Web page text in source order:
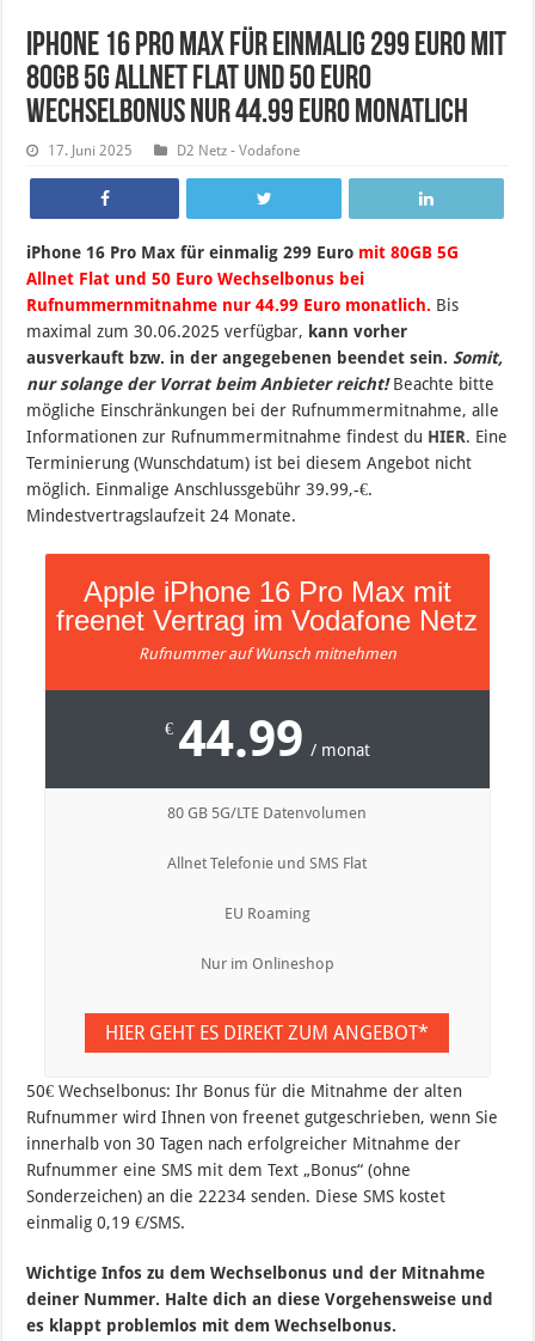
iPhone 16 Pro Max für einmalig 299 Euro mit
80GB 5G Allnet Flat und 50 Euro
Wechselbonus nur 44.99 Euro monatlich
17. Juni 2025 D2 Netz - Vodafone
iPhone 16 Pro Max für einmalig 299 Euro mit 80GB 5G
Allnet Flat und 50 Euro Wechselbonus bei
Rufnummernmitnahme nur 44.99 Euro monatlich. Bis
maximal zum 30.06.2025 verfügbar, kann vorher
ausverkauft bzw. in der angegebenen beendet sein. Somit,
nur solange der Vorrat beim Anbieter reicht!Beachte bitte
mögliche Einschränkungen bei der Rufnummermitnahme, alle
Informationen zur Rufnummermitnahme findest du HIER. Eine
Terminierung (Wunschdatum) ist bei diesem Angebot nicht
möglich. Einmalige Anschlussgebühr 39.99,-€.
Mindestvertragslaufzeit 24 Monate.
Apple iPhone 16 Pro Max mit
freenet Vertrag im Vodafone Netz
Rufnummer auf Wunsch mitnehmen
€ 44.99 / monat
80 GB 5G/LTE Datenvolumen
Allnet Telefonie und SMS Flat
EU Roaming
Nur im Onlineshop
HIER GEHT ES DIREKT ZUM ANGEBOT*
50€ Wechselbonus: Ihr Bonus für die Mitnahme der alten
Rufnummer wird Ihnen von freenet gutgeschrieben, wenn Sie
innerhalb von 30 Tagen nach erfolgreicher Mitnahme der
Rufnummer eine SMS mit dem Text „Bonus“ (ohne
Sonderzeichen) an die 22234 senden. Diese SMS kostet
einmalig 0,19 €/SMS.
Wichtige Infos zu dem Wechselbonus und der Mitnahme
deiner Nummer. Halte dich an diese Vorgehensweise und
es klappt problemlos mit dem Wechselbonus.